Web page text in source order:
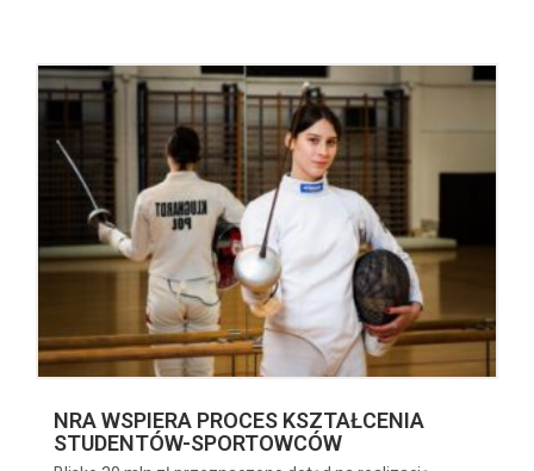
NRA WSPIERA PROCES KSZTAŁCENIA
STUDENTÓW-SPORTOWCÓW